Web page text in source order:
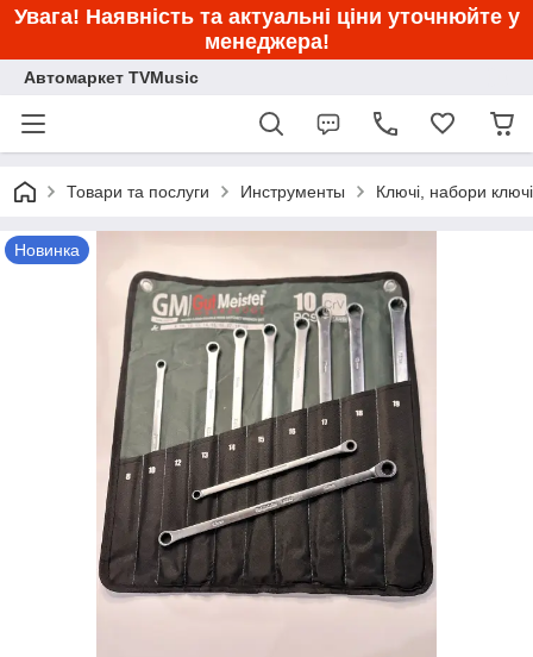
Увага! Наявність та актуальні ціни уточнюйте у
менеджера!
Автомаркет TVMusic
Товари та послуги Инструменты Ключі, набори
Новинка